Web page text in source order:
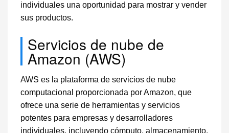
individuales una oportunidad para mostrar y vender
sus productos.
Servicios de nube de
Amazon (AWS)
AWS es la plataforma de servicios de nube
computacional proporcionada por Amazon, que
ofrece una serie de herramientas y servicios
potentes para empresas y desarrolladores
individuales, incluyendo cómputo, almacenamiento,